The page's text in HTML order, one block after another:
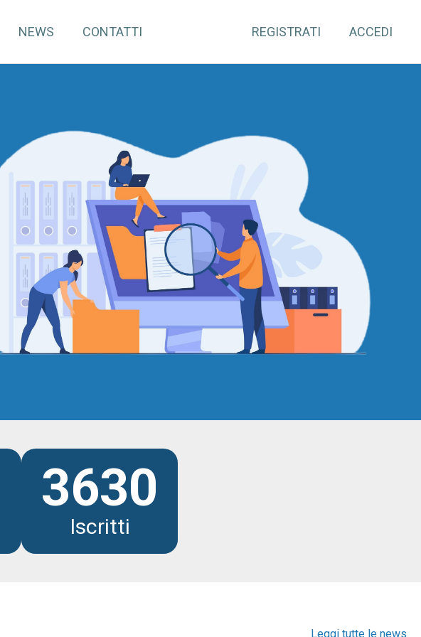
NEWS CONTATTI REGISTRATI ACCEDI
3630
Iscritti
Leggi tutte le news